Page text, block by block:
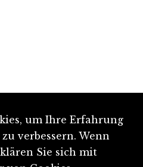
um Ihre Erfahrung
verbessern. Wenn
Sie sich mit